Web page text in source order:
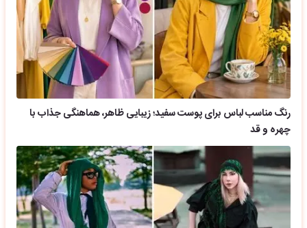
رنگ مناسب لباس برای پوست سفید؛ زیبایی ظاهر، هماهنگی جذاب با
چهره و قد